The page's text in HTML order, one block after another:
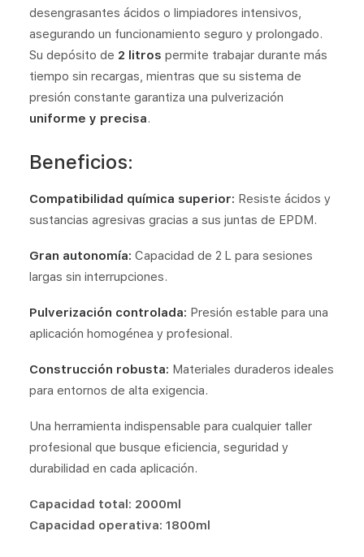
desengrasantes ácidos o limpiadores intensivos,
asegurando un funcionamiento seguro y prolongado.
Su depósito de 2 litros permite trabajar durante más
tiempo sin recargas, mientras que su sistema de
presión constante garantiza una pulverización
uniforme y precisa.
Beneficios:
Compatibilidad química superior: Resiste ácidos y
sustancias agresivas gracias a sus juntas de EPDM.
Gran autonomía: Capacidad de 2 L para sesiones
largas sin interrupciones.
Pulverización controlada: Presión estable para una
aplicación homogénea y profesional.
Construcción robusta: Materiales duraderos ideales
para entornos de alta exigencia.
Una herramienta indispensable para cualquier taller
profesional que busque eficiencia, seguridad y
durabilidad en cada aplicación.
Capacidad total: 2000ml
Capacidad operativa: 1800ml